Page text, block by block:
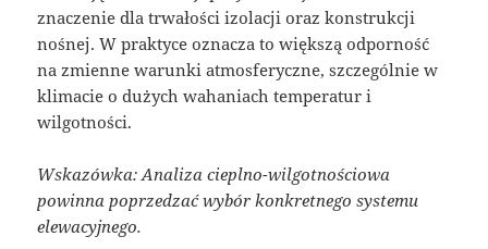
znaczenie dla trwałości izolacji oraz konstrukcji
nośnej. W praktyce oznacza to większą odporność
na zmienne warunki atmosferyczne, szczególnie w
klimacie o dużych wahaniach temperatur i
wilgotności.
Wskazówka: Analiza cieplno-wilgotnościowa
powinna poprzedzać wybór konkretnego systemu
elewacyjnego.